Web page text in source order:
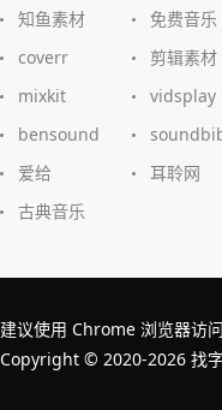
知鱼素材
免费音乐
coverr
剪辑素材
mixkit
vidsplay
bensound
爱给
耳聆网
古典音乐
建议使用 Chrome 浏览器访
Copyright © 2020-2026 找